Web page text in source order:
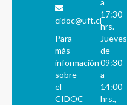
cidoc@uft.cl
Para
más
información
sobre
el
CIDOC
a
17:30
hrs.
Jueves
de
09:30
a
14:00
hrs.,